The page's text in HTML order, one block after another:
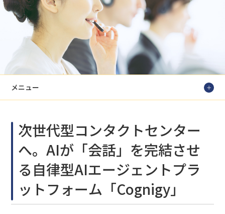
メニュー
次世代型コンタクトセンター
へ。AIが「会話」を完結させ
る自律型AIエージェントプラ
ットフォーム「Cognigy」